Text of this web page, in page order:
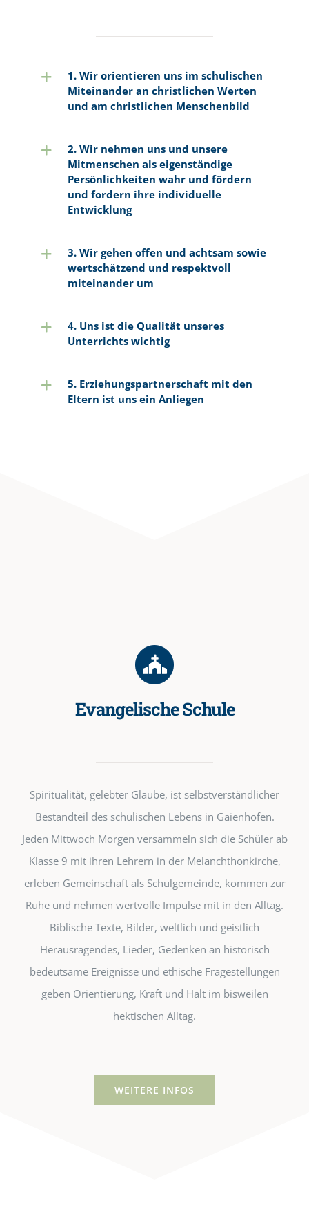
1. Wir orientieren uns im schulischen
Miteinander an christlichen Werten
und am christlichen Menschenbild
2. Wir nehmen uns und unsere
Mitmenschen als eigenständige
Persönlichkeiten wahr und fördern
und fordern ihre individuelle
Entwicklung
3. Wir gehen offen und achtsam sowie
wertschätzend und respektvoll
miteinander um
4. Uns ist die Qualität unseres
Unterrichts wichtig
5. Erziehungspartnerschaft mit den
Eltern ist uns ein Anliegen
Evangelische Schule
Spiritualität, gelebter Glaube, ist selbstverständlicher
Bestandteil des schulischen Lebens in Gaienhofen.
Jeden Mittwoch Morgen versammeln sich die Schüler ab
Klasse 9 mit ihren Lehrern in der Melanchthonkirche,
erleben Gemeinschaft als Schulgemeinde, kommen zur
Ruhe und nehmen wertvolle Impulse mit in den Alltag.
Biblische Texte, Bilder, weltlich und geistlich
Herausragendes, Lieder, Gedenken an historisch
bedeutsame Ereignisse und ethische Fragestellungen
geben Orientierung, Kraft und Halt im bisweilen
hektischen Alltag.
WEITERE INFOS